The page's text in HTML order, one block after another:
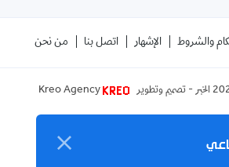
والشروط الإشهار اتصل بنا من نحن
الخبر - تصميم وتطوير Kreo Agency